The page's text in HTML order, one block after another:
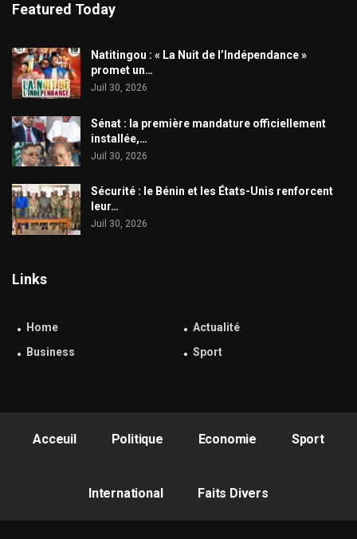
Featured Today
​Natitingou : « La Nuit de l’Indépendance »
promet un…
Juil 30, 2026
Sénat : la première mandature officiellement
installée,…
Juil 30, 2026
Sécurité : le Bénin et les États-Unis renforcent
leur…
Juil 30, 2026
Links
Home
Actualité
Business
Sport
Acceuil Politique Economie Sport
International Faits Divers